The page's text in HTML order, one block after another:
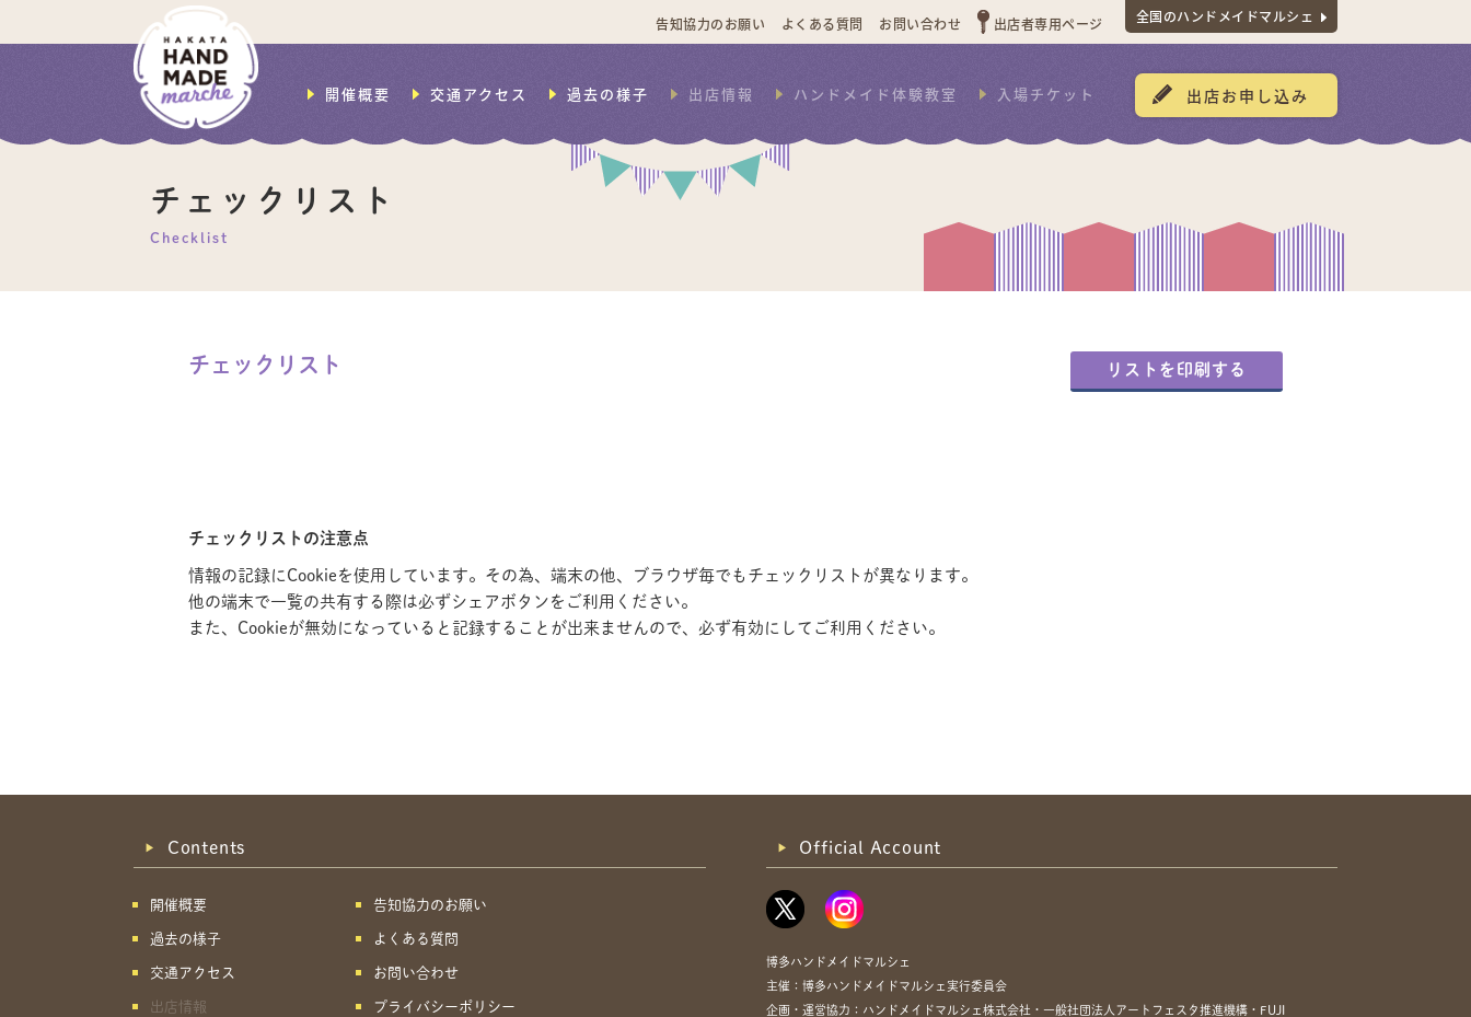
告知協力のお願い よくある質問 お問い合わせ 出店者専用ページ 全国のハンドメイドマルシェ
開催概要 交通アクセス 過去の様子 出店情報 ハンドメイド体験教室 入場チケット 出店お申し込み
チェックリスト
Checklist
チェックリスト リストを印刷する
チェックリストの注意点
情報の記録にCookieを使用しています。その為、端末の他、ブラウザ毎でもチェックリストが異なります。
他の端末で一覧の共有する際は必ずシェアボタンをご利用ください。
また、Cookieが無効になっていると記録することが出来ませんので、必ず有効にしてご利用ください。
Contents
開催概要
過去の様子
交通アクセス
出店情報
告知協力のお願い
よくある質問
お問い合わせ
プライバシーポリシー
Official Account
博多ハンドメイドマルシェ
主催：博多ハンドメイドマルシェ実行委員会
企画・運営協力：ハンドメイドマルシェ株式会社・一般社団法人アートフェスタ推進機構・FUJI